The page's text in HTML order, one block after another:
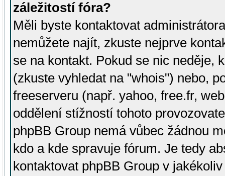
záležitostí fóra?
Měli byste kontaktovat
nemůžete najít, zkuste nejprve
se na kontakt. Pokud se nic neděje,
(zkuste vyhledat na "whois") nebo,
freeserveru (např. yahoo, free.fr,
oddělení stížností tohoto
phpBB Group nemá vůbec žádnou
kdo a kde spravuje fórum. Je tedy
kontaktovat phpBB Group v